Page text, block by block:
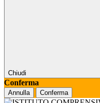
Chiudi
Conferma
Annulla Conferma